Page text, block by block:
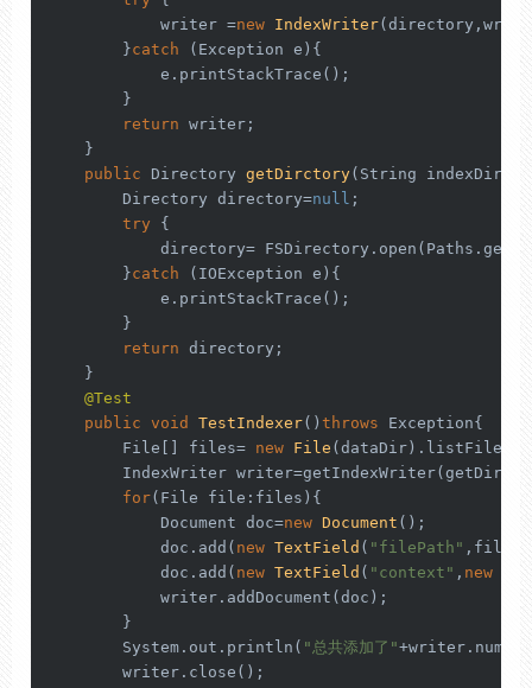
            writer =
new IndexWriter
        }
catch (Exception e){
            e.printStackTrace();
        }
return writer;
    }
public Directory getDirctory(String indexDir)
        Directory directory=
null ;
try {
directory=
        }
catch (IOException e){
            e.printStackTrace();
        }
return directory;
    }
@Test
public void TestIndexer() throws Exception{
        File[] files=
new File
IndexWriter
for(File file:files){
            Document doc=
new Document ();
            doc.add(
new TextField ( "filePath"
            doc.add(
new TextField ( "context" , new
            writer.addDocument(doc);
        }
        System.out.println(
"总共添加了"
        writer.close();